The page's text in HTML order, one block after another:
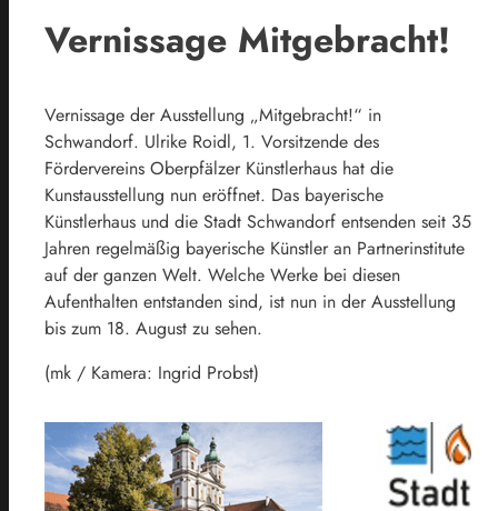
Vernissage Mitgebracht!
Vernissage der Ausstellung „Mitgebracht!“ in
Schwandorf. Ulrike Roidl, 1. Vorsitzende des
Fördervereins Oberpfälzer Künstlerhaus hat die
Kunstausstellung nun eröffnet. Das bayerische
Künstlerhaus und die Stadt Schwandorf entsenden seit 35
Jahren regelmäßig bayerische Künstler an Partnerinstitute
auf der ganzen Welt. Welche Werke bei diesen
Aufenthalten entstanden sind, ist nun in der Ausstellung
bis zum 18. August zu sehen.
(mk / Kamera: Ingrid Probst)